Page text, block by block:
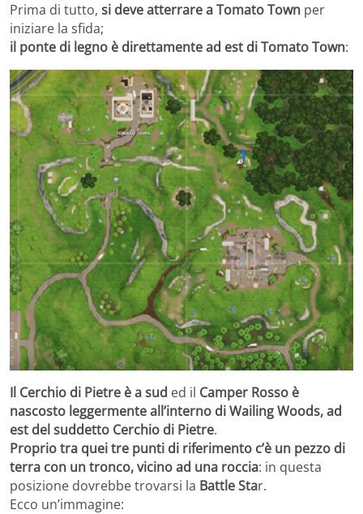
Prima di tutto, si deve atterrare aTomato Town per
iniziare la sfida;
il ponte di legno è direttamente ad est di Tomato Town:
Il Cerchio di Pietre è a sud ed il Camper Rosso è
nascosto leggermente all’interno di Wailing Woods, ad
est del suddetto Cerchio di Pietre.
Proprio tra quei tre punti di riferimento c’è un pezzo di
terra con un tronco, vicino ad una roccia: in questa
posizione dovrebbe trovarsi la Battle Star.
Ecco un’immagine: